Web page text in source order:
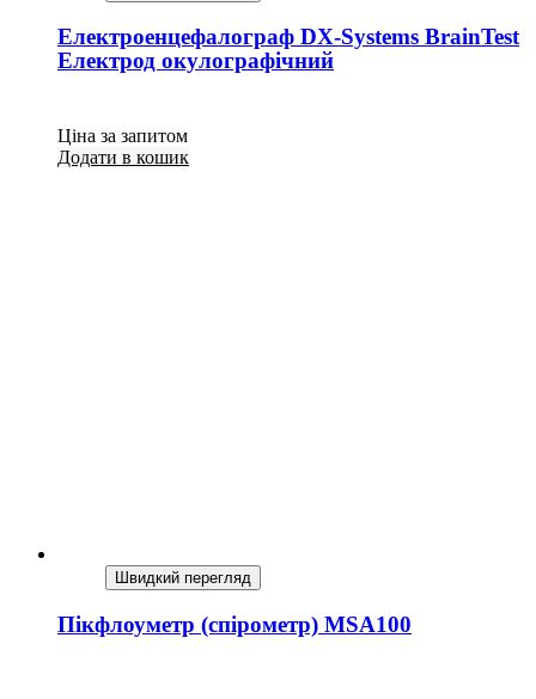
Електроенцефалограф DX-Systems BrainTest
Електрод окулографічний
Ціна за запитом
Додати в кошик
Швидкий перегляд
Пікфлоуметр (спірометр) MSA100